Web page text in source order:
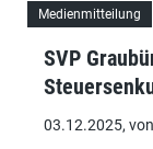
Medienmitteilung
SVP
03.12.2025,